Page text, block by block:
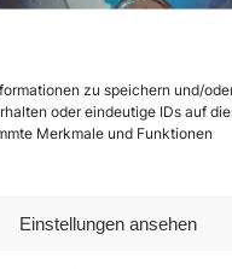
zu speichern und/
oder eindeutige IDs auf
Merkmale und Funktionen
Einstellungen ansehen